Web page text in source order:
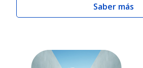
Saber más